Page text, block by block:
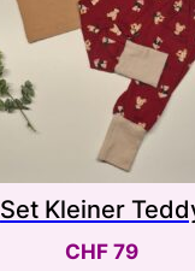
Set Kleiner
CHF79